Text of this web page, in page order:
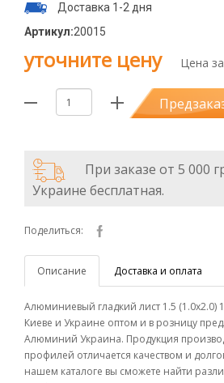
Доставка 1-2 дня
Артикул:20015
уточните цену Цена
При заказе от 5 000
Украине бесплатная.
Поделиться:
Описание Доставка и оплата
Алюминиевый гладкий лист 1.5 (1.0х2.0)
Киеве и Украине оптом и в розницу
Алюминий Украина. Продукция
профилей отличается качеством и
нашем каталоге вы сможете найти